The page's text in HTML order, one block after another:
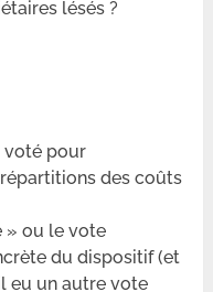
lésés ?
voté pour
répartitions des coûts
» ou le vote
du dispositif (et
eu un autre vote